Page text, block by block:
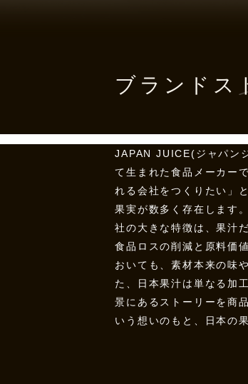
ブランドス
JAPAN JUICE(ジャパン
て生まれた食品メーカー
れる会社をつくりたい」
果実が数多く存在します
社の大きな特徴は、果汁
食品ロスの削減と原料価
おいても、素材本来の味
た、日本果汁は単なる加
景にあるストーリーを商
いう想いのもと、日本の